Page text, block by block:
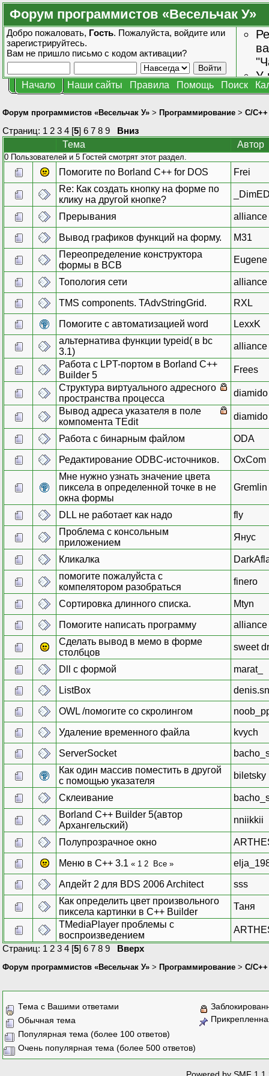
Форум программистов «Весельчак У»
Добро пожаловать, Гость. Пожалуйста, войдите или
зарегистрируйтесь.
Вам не пришло письмо с кодом активации?
У
Начало Наши сайты Правила Помощь Поиск
Форум программистов «Весельчак У» > Программирование > C/C++
Страниц: 1 2 3 4 [5] 6 7 8 9
Вниз
Тема
Автор
0 Пользователей и 5 Гостей смотрят этот раздел.
Помогите по Borland C++ for DOS
Frei
Re: Как создать кнопку на форме по
клику на другой кнопке?
Прерывания alliance
Вывод графиков функций на форму.
M31
Переопределение конструктора
формы в BCB
Eugene
Топология сети alliance
TMS components. TAdvStringGrid. RXL
Помогите с автоматизацией word
LexxK
альтернатива функции typeid( в bc
3.1)
alliance
Работа с LPT-портом в Borland C++
Builder 5
Frees
Структура виртуального адресного
пространства процесса
diamido
Вывод адреса указателя в поле
компомента TEdit
diamido
Работа с бинарным файлом ODA
Редактирование ODBC-источников.
OxCom
Мне нужно узнать значение цвета
пиксела в определенной точке в не
окна формы
Gremlin
DLL не работает как надо
fly
Проблема с консольным
приложением
Янус
Кликалка
помогите пожалуйста с
компелятором разобраться
finero
Сортировка длинного списка. Mtyn
Помогите написать программу
alliance
Сделать вывод в мемо в форме
столбцов
sweet
Dll с формой marat_
ListBox
OWL /помогите со скролингом
Удаление временного файла kvych
ServerSocket
Как один массив поместить в другой
с помощью указателя
biletsky
Склеивание
Borland C++ Builder 5(автор
Архангельский)
nniikkii
Полупрозрачное окно
Меню в С++ 3.1 « 1 2 Все »
Апдейт 2 для BDS 2006 Architect
sss
Как определить цвет произвольного
пиксела картинки в C++ Builder
Таня
TMediaPlayer проблемы с
воспроизведением
Страниц: 1 2 3 4 [5] 6 7 8 9 Вверх
Форум программистов «Весельчак У» > Программирование > C/C++
Тема с Вашими ответами
Обычная тема
Популярная тема (более 100 ответов)
Очень популярная тема (более 500 ответов)
Powered by SMF